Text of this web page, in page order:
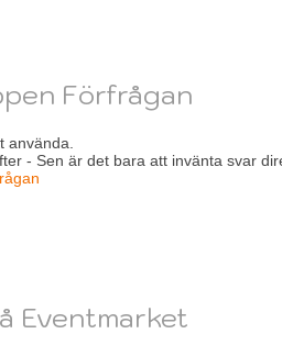
Förfrågan
använda.
- Sen är det bara att invänta svar
Eventmarket